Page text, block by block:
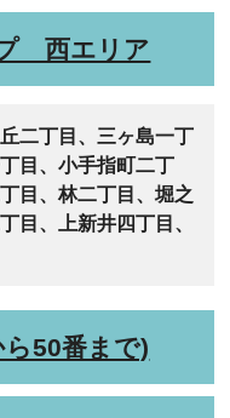
西エリア
丁目、三ヶ島一丁
目、小手指町二丁
目、林二丁目、堀之
目、上新井四丁目、
50番まで)